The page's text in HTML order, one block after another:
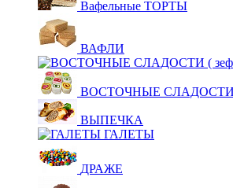
Вафельные ТОРТЫ
ВАФЛИ
ВОСТОЧНЫЕ СЛАДОСТИ
ВЫПЕЧКА
ГАЛЕТЫ
ДРАЖЕ